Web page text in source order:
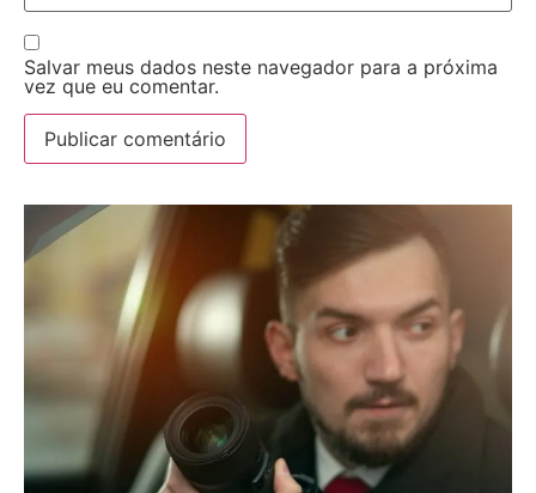
Salvar meus dados neste navegador para a próxima
vez que eu comentar.